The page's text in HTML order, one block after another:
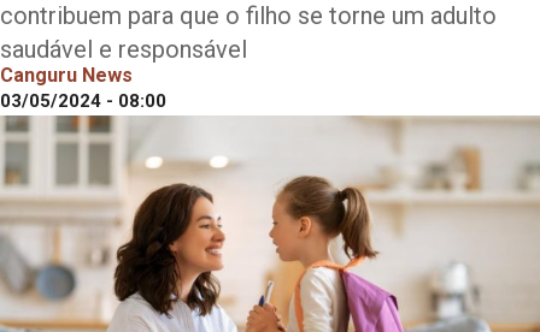
contribuem para que o filho se torne um adulto
saudável e responsável
Canguru News
03/05/2024 - 08:00